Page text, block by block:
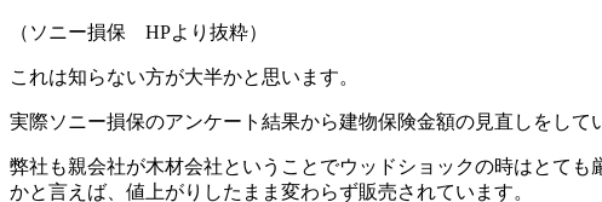
（ソニー損保 HPより抜粋）
これは知らない方が大半かと思います。
実際ソニー損保のアンケート結果から建物保険金額の見直しをして
弊社も親会社が木材会社ということでウッドショックの時はとて
かと言えば、値上がりしたまま変わらず販売されています。